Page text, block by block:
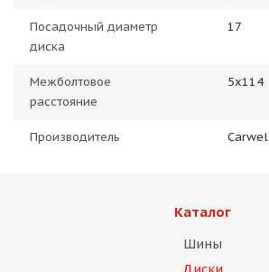
Посадочный диаметр
диска
17
Межболтовое
расстояние
5x114
Производитель Carwel
Каталог
Шины